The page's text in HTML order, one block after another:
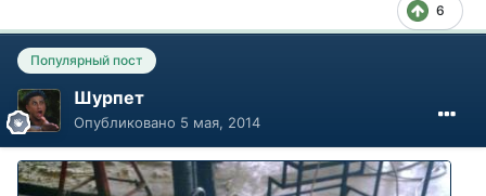
6
Популярный пост
Шурпет
Опубликовано 5 мая, 2014